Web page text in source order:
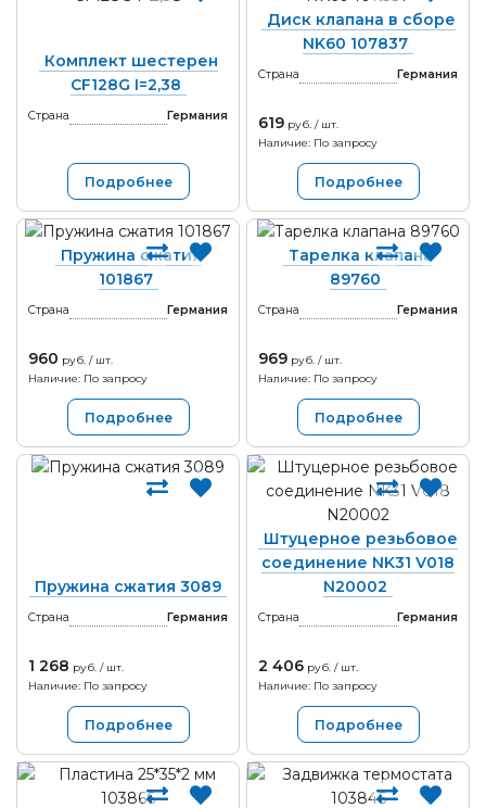
Комплект шестерен
CF128G I=2,38
Страна Германия
Подробнее
Диск клапана в сборе
NK60 107837
Страна Германия
619 руб. / шт.
Наличие: По запросу
Подробнее
Пружина сжатия
101867
Страна Германия
960 руб. / шт.
Наличие: По запросу
Подробнее
Тарелка клапана
89760
Страна Германия
969 руб. / шт.
Наличие: По запросу
Подробнее
Пружина сжатия 3089
Страна Германия
1 268 руб. / шт.
Наличие: По запросу
Подробнее
Штуцерное резьбовое
соединение NK31 V018
N20002
Страна Германия
2 406 руб. / шт.
Наличие: По запросу
Подробнее